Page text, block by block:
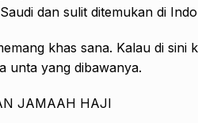
dan sulit ditemukan di
khas sana. Kalau di sini
unta yang dibawanya.
JAMAAH HAJI